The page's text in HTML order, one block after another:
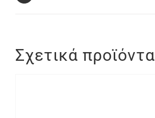
Σχετικά προϊόντα